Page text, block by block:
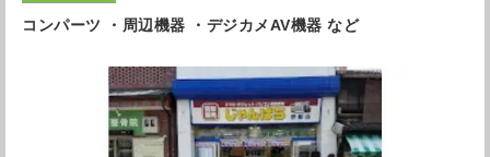
コンパーツ ・周辺機器 ・デジカメAV機器 など